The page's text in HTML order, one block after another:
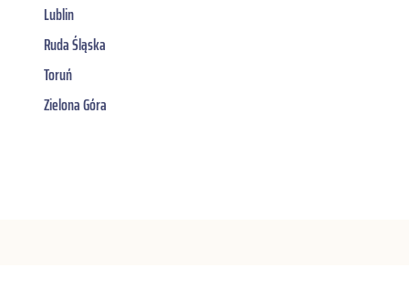
Lublin
Ruda Śląska
Toruń
Zielona Góra